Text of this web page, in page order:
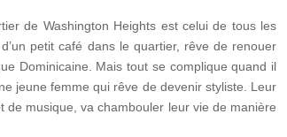
de Washington Heights est celui de tous les
petit café dans le quartier, rêve de renouer
Dominicaine. Mais tout se complique quand il
jeune femme qui rêve de devenir styliste. Leur
de musique, va chambouler leur vie de manière